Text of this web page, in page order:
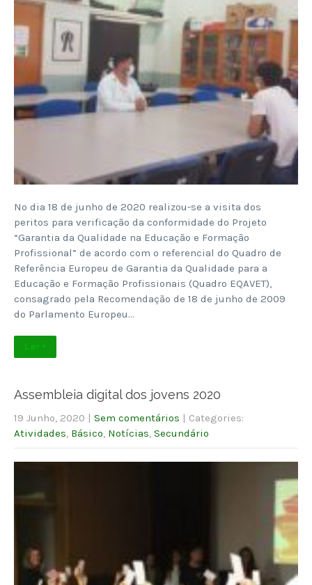
No dia 18 de junho de 2020 realizou-se a visita dos
peritos para verificação da conformidade do Projeto
“Garantia da Qualidade na Educação e Formação
Profissional” de acordo com o referencial do Quadro de
Referência Europeu de Garantia da Qualidade para a
Educação e Formação Profissionais (Quadro EQAVET),
consagrado pela Recomendação de 18 de junho de 2009
do Parlamento Europeu…
Ler +
Assembleia digital dos jovens 2020
19 Junho, 2020 | Sem comentários | Categories:
Atividades Básico Notícias Secundário